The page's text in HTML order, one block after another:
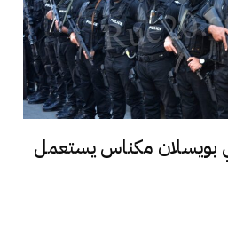
بويسلان مكناس يستعمل